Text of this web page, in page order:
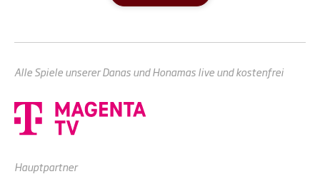
Alle Spiele unserer Danas und Honamas live und kostenfrei
Hauptpartner